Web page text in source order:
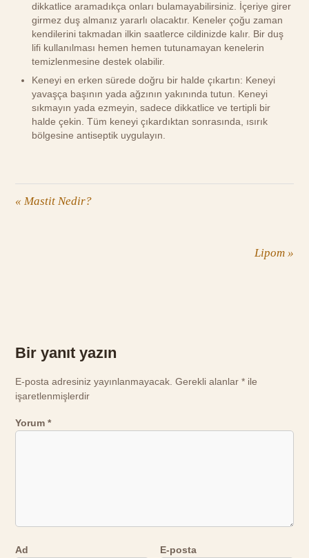
dikkatlice aramadıkça onları bulamayabilirsiniz. İçeriye girer
girmez duş almanız yararlı olacaktır. Keneler çoğu zaman
kendilerini takmadan ilkin saatlerce cildinizde kalır. Bir duş
lifi kullanılması hemen hemen tutunamayan kenelerin
temizlenmesine destek olabilir.
Keneyi en erken sürede doğru bir halde çıkartın: Keneyi
yavaşça başının yada ağzının yakınında tutun. Keneyi
sıkmayın yada ezmeyin, sadece dikkatlice ve tertipli bir
halde çekin. Tüm keneyi çıkardıktan sonrasında, ısırık
bölgesine antiseptik uygulayın.
« Mastit Nedir?
Lipom »
Bir yanıt yazın
E-posta adresiniz yayınlanmayacak. Gerekli alanlar* ile
işaretlenmişlerdir
Yorum*
Ad E-posta